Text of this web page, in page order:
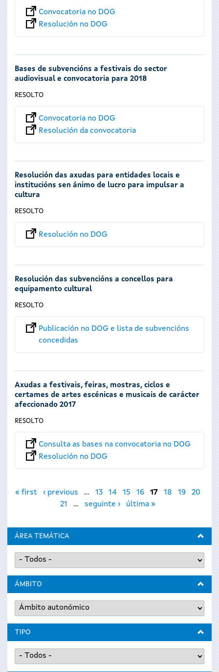
Convocatoria no DOG
Resolución no DOG
Bases de subvencións a festivais do sector
audiovisual e convocatoria para 2018
RESOLTO
Convocatoria no DOG
Resolución da convocatoria
Resolución das axudas para entidades locais e
institucións sen ánimo de lucro para impulsar a
cultura
RESOLTO
Resolución no DOG
Resolución das subvencións a concellos para
equipamento cultural
RESOLTO
Publicación no DOG e lista de subvencións
concedidas
Axudas a festivais, feiras, mostras, ciclos e
certames de artes escénicas e musicais de carácter
afeccionado 2017
RESOLTO
Consulta as bases na convocatoria no DOG
Resolución no DOG
Páxinas
« first ‹ previous … 13 14 15 16 17 18 19
20
21
… seguinte › última »
ÁREA TEMÁTICA
ÁMBITO
TIPO